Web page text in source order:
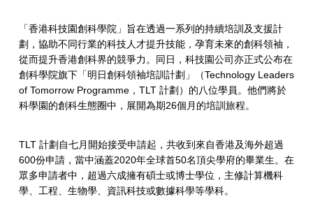
「香港科技園創科學院」旨在透過一系列的持續培訓及支援計
劃，協助不同行業的科技人才提升技能，孕育未來的創科領袖，
從而提升香港創科界的競爭力。同日，科技園公司亦正式公布在
創科學院旗下「明日創科領袖培訓計劃」（Technology Leaders
of Tomorrow Programme，TLT 計劃）的八位學員。他們將於
科學園的創科生態圈中，展開為期26個月的培訓旅程。
TLT 計劃自七月開始接受申請起，共收到來自香港及海外超過
600份申請，當中涵蓋2020年全球首50名頂尖學府的畢業生。在
眾多申請者中，超過六成擁有碩士或博士學位，主修計算機科
學、工程、生物學、資訊科技或數據科學等學科。